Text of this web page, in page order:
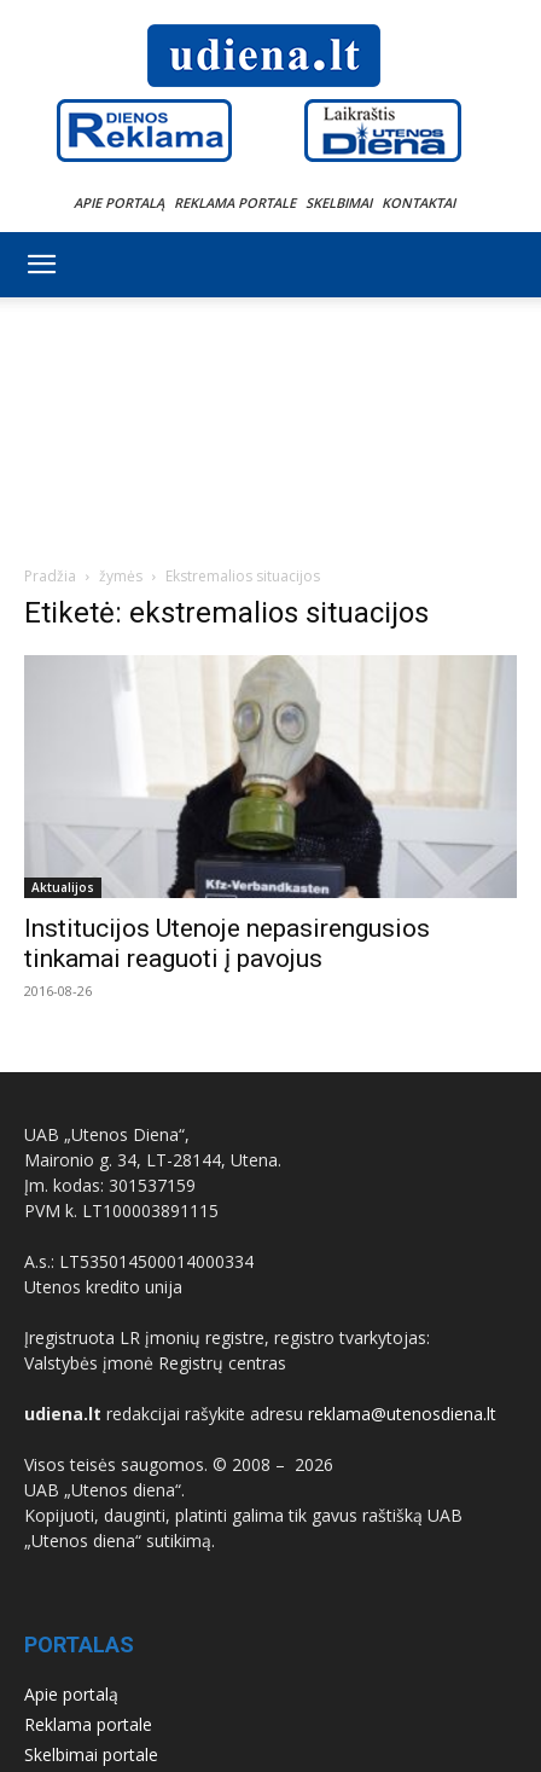
APIE PORTALĄ REKLAMA PORTALE SKELBIMAI KONTAKTAI
Pradžia žymės Ekstremalios situacijos
Etiketė: ekstremalios situacijos
Aktualijos
Institucijos Utenoje nepasirengusios
tinkamai reaguoti į pavojus
2016-08-26
UAB „Utenos Diena“,
Maironio g. 34, LT-28144, Utena.
Įm. kodas: 301537159
PVM k. LT100003891115
A.s.: LT535014500014000334
Utenos kredito unija
Įregistruota LR įmonių registre, registro tvarkytojas:
Valstybės įmonė Registrų centras
udiena.lt redakcijai rašykite adresu reklama@utenosdiena.lt
Visos teisės saugomos. © 2008 – 2026
UAB „Utenos diena“.
Kopijuoti, dauginti, platinti galima tik gavus raštišką UAB
„Utenos diena“ sutikimą.
PORTALAS
Apie portalą
Reklama portale
Skelbimai portale